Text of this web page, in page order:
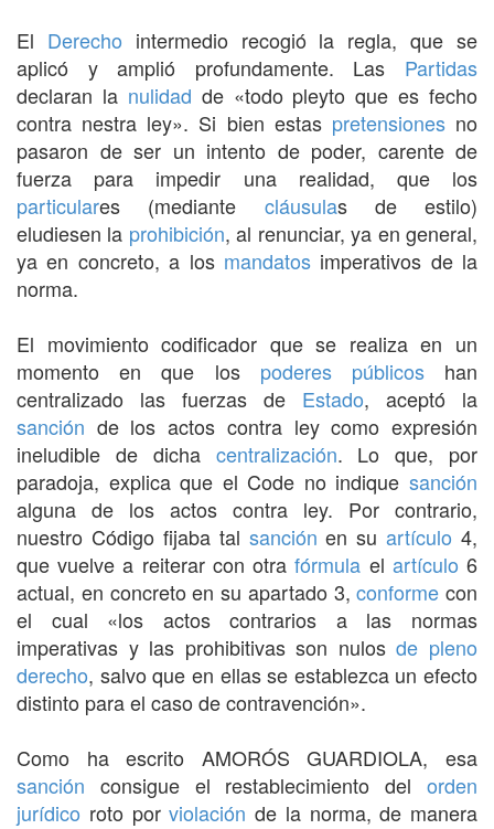
El Derecho intermedio recogió la regla, que se
aplicó y amplió profundamente. Las Partidas
declaran la nulidad de «todo pleyto que es fecho
contra nestra ley». Si bien estas pretensionesno
pasaron de ser un intento de poder, carente de
fuerza para impedir una realidad, que los
particulares (mediante cláusulas de estilo)
eludiesen la prohibición, al renunciar, ya en general,
ya en concreto, a los mandatosimperativos de la
norma.
El movimiento codificador que se realiza en un
momento en que los poderes públicoshan
centralizado las fuerzas de Estado, aceptó la
sanción de los actos contra ley como expresión
ineludible de dicha centralización. Lo que, por
paradoja, explica que el Code no indique sanción
alguna de los actos contra ley. Por contrario,
nuestro Código fijaba tal sanción en suartículo 4,
que vuelve a reiterar con otrafórmula el artículo 6
actual, en concreto en su apartado 3,conforme con
el cual «los actos contrarios a las normas
imperativas y las prohibitivas son nulosde pleno
derecho, salvo que en ellas se establezca un efecto
distinto para el caso de contravención».
Como ha escrito AMORÓS GUARDIOLA, esa
sanción consigue el restablecimiento del orden
jurídico roto porviolación de la norma, de manera